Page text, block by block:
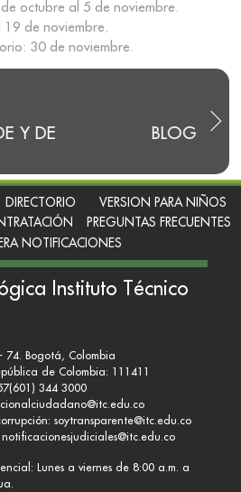
DEL RECTOR
octubre al 5 de noviembre.
19 de noviembre.
30 de noviembre.
DIRECTORIO
VERSION PARA NIÑOS
PREGUNTAS FRECUENTES
NOTIFICACIONES
Instituto Técnico
74. Bogotá, Colombia
de Colombia: 111411
344 3000
soytransparente@itc.edu.co
notificacionesjudiciales@itc.edu.co
Lunes a viernes de 8:00 a.m. a